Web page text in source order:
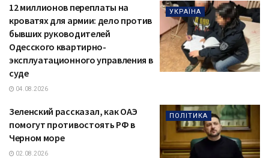
УКРАЇНА
12 миллионов переплаты на
кроватях для армии: дело против
бывших руководителей
Одесского квартирно-
эксплуатационного управления в
суде
04.08.2026
ПОЛІТИКА
Зеленский рассказал, как ОАЭ
помогут противостоять РФ в
Черном море
02.08.2026